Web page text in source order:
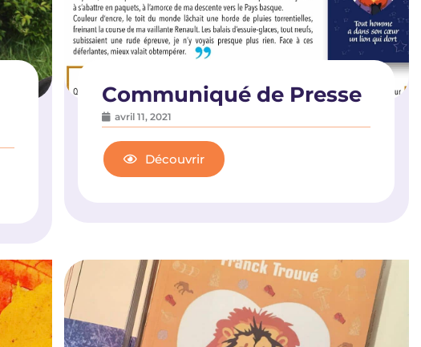
Communiqué de Presse
avril 11, 2021
Découvrir